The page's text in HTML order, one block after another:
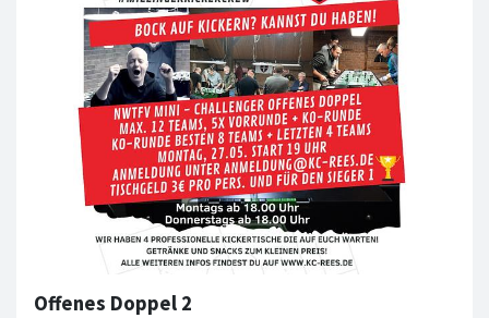
Offenes Doppel 2